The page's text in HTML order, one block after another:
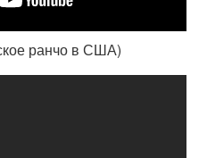
ранчо в США)